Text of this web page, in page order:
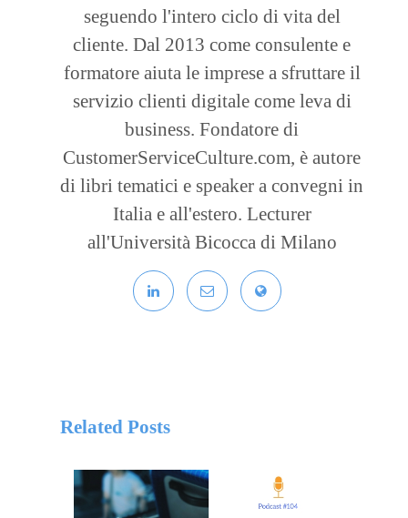
seguendo l'intero ciclo di vita del
cliente. Dal 2013 come consulente e
formatore aiuta le imprese a sfruttare il
servizio clienti digitale come leva di
business. Fondatore di
CustomerServiceCulture.com, è autore
di libri tematici e speaker a convegni in
Italia e all'estero. Lecturer
all'Università Bicocca di Milano
Related Posts